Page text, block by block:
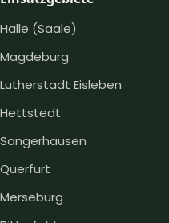
Halle (Saale)
Magdeburg
Lutherstadt Eisleben
Hettstedt
Sangerhausen
Querfurt
Merseburg